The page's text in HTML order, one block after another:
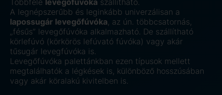
Többféle levegőfúvóka szállítható.
A legnépszerűbb és leginkább univerzálisan a
lapossugár levegőfúvóka, az ún. többcsatornás,
„fésűs” levegőfúvóka alkalmazható. De szállítható
körlefúvó (körkörös lefúvató fúvóka) vagy akár
tűsugár levegfúvóka is.
Levegőfúvóka palettánkban ezen típusok mellett
megtalálhatók a légkések is, különböző hosszúsában
vagy akár köralakú kivitelben is.